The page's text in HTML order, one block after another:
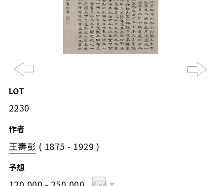
LOT
2230
作者
王壽彭 ( 1875 - 1929 )
予想
Previous